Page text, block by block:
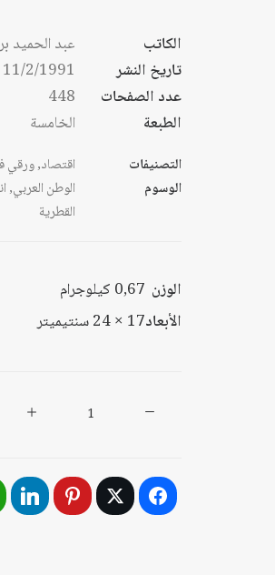
الكاتب
عبد الحميد
تاريخ النشر
11/2/1991
عدد الصفحات
448
الطبعة
الخامسة
التصنيفات اقتصاد,ورقي
الوسوم
الوطن العربي,
القطرية
الوزن 0,67 كيلوجرام
الأبعاد17 × 24 سنتيميتر
الاقتصادي
العربي